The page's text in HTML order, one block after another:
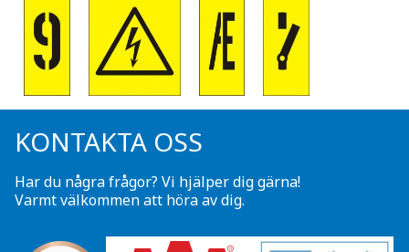
KONTAKTA OSS
Har du några frågor? Vi hjälper dig gärna!
Varmt välkommen att höra av dig.